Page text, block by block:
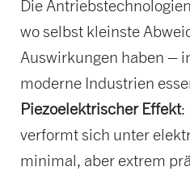
Die
wo selbst kleinste
Auswirkungen haben –
moderne Industrien
Piezoelektrischer Effekt:
verformt sich unter
minimal, aber extrem